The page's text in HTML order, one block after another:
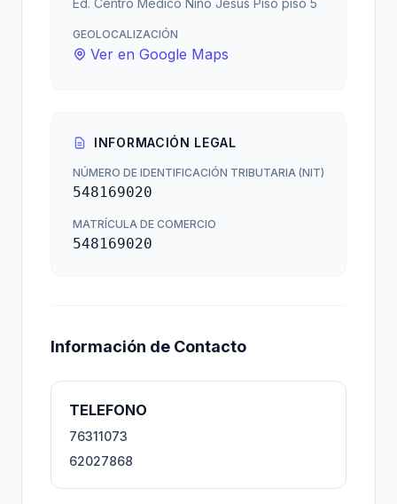
Ed. Centro Medico Niño Jesus Piso piso 5
GEOLOCALIZACIÓN
Ver en Google Maps
INFORMACIÓN LEGAL
NÚMERO DE IDENTIFICACIÓN TRIBUTARIA (NIT)
548169020
MATRÍCULA DE COMERCIO
548169020
Información de Contacto
TELEFONO
76311073
62027868